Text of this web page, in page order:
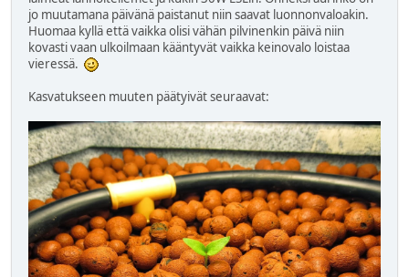
jo muutamana päivänä paistanut niin saavat luonnonvaloakin.
Huomaa kyllä että vaikka olisi vähän pilvinenkin päivä niin
kovasti vaan ulkoilmaan kääntyvät vaikka keinovalo loistaa
vieressä.
Kasvatukseen muuten päätyivät seuraavat: